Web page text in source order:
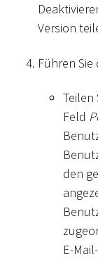
Version
Führen
Teilen
Feld
den
E-